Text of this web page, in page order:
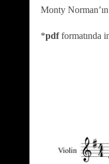
Monty
*pdfformatında